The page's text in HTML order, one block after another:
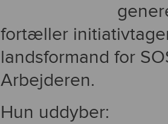
fortæller
landsformand for
Arbejderen.
Hun uddyber: